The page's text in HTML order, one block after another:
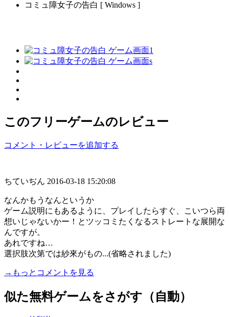
コミュ障女子の告白 [ Windows ]
このフリーゲームのレビュー
コメント・レビューを追加する
ちていぢん 2016-03-18 15:20:08
なんかもうなんというか
ゲーム説明にもあるように、プレイしたらすぐ、こいつら両
想いじゃないかー！とツッコミたくなるストレートな展開な
んですが。
あれですね…
選択肢次第では紗來がもの...(省略されました)
→もっとコメントを見る
似た無料ゲームをさがす（自動）